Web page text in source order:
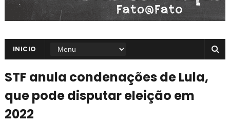
INICIO
STF anula condenações de Lula,
que pode disputar eleição em
2022